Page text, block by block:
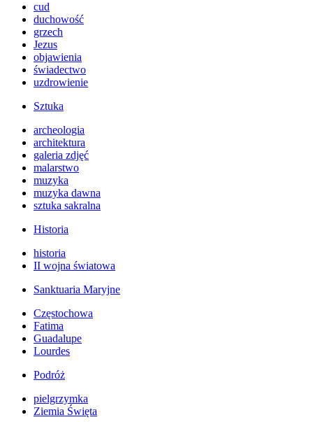
cud
duchowość
grzech
Jezus
objawienia
świadectwo
uzdrowienie
Sztuka
archeologia
architektura
galeria zdjęć
malarstwo
muzyka
muzyka dawna
sztuka sakralna
Historia
historia
II wojna światowa
Sanktuaria Maryjne
Częstochowa
Fatima
Guadalupe
Lourdes
Podróż
pielgrzymka
Ziemia Święta